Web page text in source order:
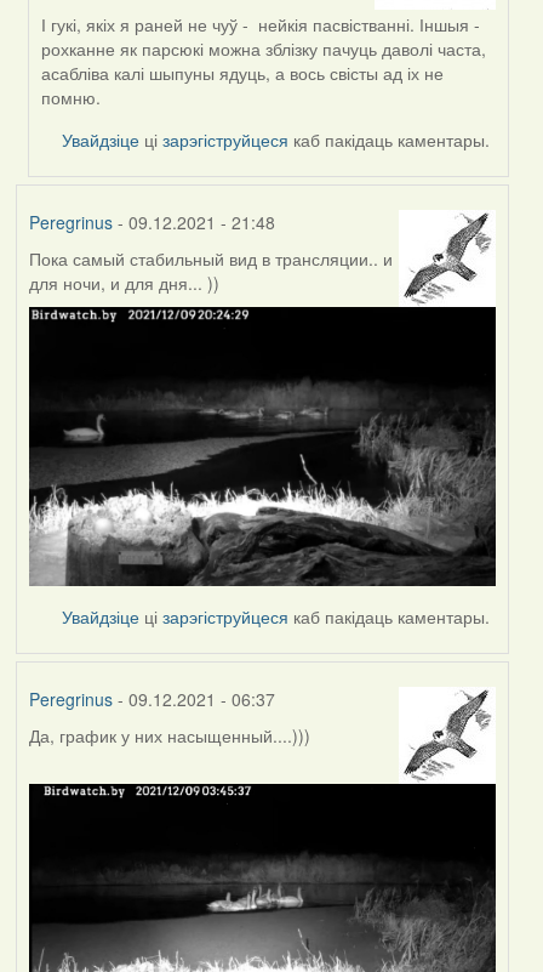
by
corvus
І гукі, якіх я раней не чуў - нейкія пасвістванні. Іншыя -
рохканне як парсюкі можна зблізку пачуць даволі часта,
асабліва калі шыпуны ядуць, а вось свісты ад іх не
помню.
Увайдзіце цізарэгіструйцеся каб пакідаць каментары.
Peregrinus- 09.12.2021 - 21:48
Пока самый стабильный вид в трансляции.. и
для ночи, и для дня... ))
Увайдзіце цізарэгіструйцеся каб пакідаць каментары.
Peregrinus- 09.12.2021 - 06:37
Да, график у них насыщенный....)))